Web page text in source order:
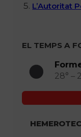
L’Autoritat
EL TEMPS A
28° –